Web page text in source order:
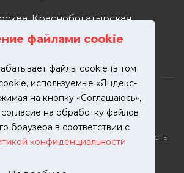
файлами cookie
файлы cookie (в том
используемые «Яндекс-
на кнопку «Соглашаюсь»,
на обработку файлов
браузера в соответствии с
конфиденциальности
Краснобогатырская
| Кузовной ремонт и покраска
информация на сайте – собственность